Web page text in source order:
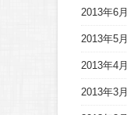
2013年6月
2013年5月
2013年4月
2013年3月